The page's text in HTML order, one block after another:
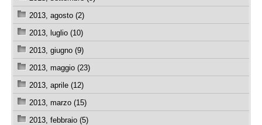
2013, agosto (2)
2013, luglio (10)
2013, giugno (9)
2013, maggio (23)
2013, aprile (12)
2013, marzo (15)
2013, febbraio (5)